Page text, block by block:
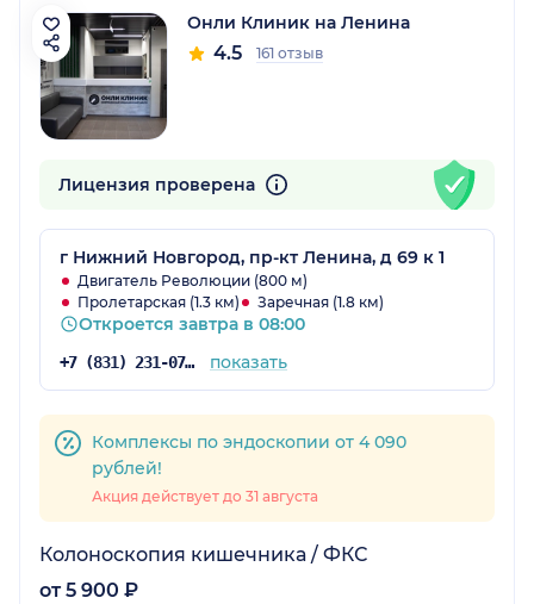
Онли Клиник на Ленина
4.5 161 отзыв
Лицензия проверена
г Нижний Новгород, пр-кт Ленина, д 69 к 1
Двигатель Революции (800 м)
Пролетарская (1.3 км)
Заречная (1.8 км)
Откроется завтра в 08:00
+7 (831) 231-07-43 показать
Комплексы по эндоскопии от 4 090
рублей!
Акция действует до 31 августа
Колоноскопия кишечника / ФКС
от 5 900 ₽